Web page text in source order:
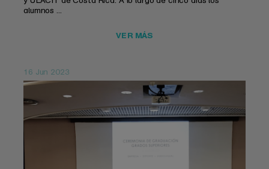
alumnos ...
VER MÁS
16 Jun 2023